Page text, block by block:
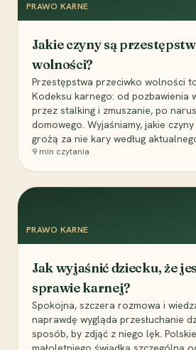
PRAWO KARNE
Jakie czyny są
wolności?
Przestępstwa przeciwko wolności
Kodeksu karnego: od pozbawienia
przez stalking i zmuszanie, po
domowego. Wyjaśniamy, jakie
grożą za nie kary według
9 min czytania
PRAWO KARNE
Jak wyjaśnić dziecku, że
sprawie karnej?
Spokojna, szczera rozmowa i
naprawdę wygląda przesłuchanie
sposób, by zdjąć z niego lęk.